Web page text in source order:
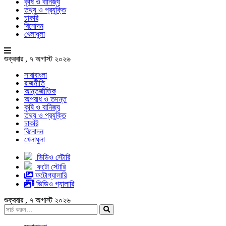
কৃষি ও বানিজ্য
তথ্য ও প্রযুক্তি
চাকরি
বিনোদন
খেলাধুলা
শুক্রবার , ৭ অগাস্ট ২০২৬
সারাবাংলা
রাজনীতি
আন্তর্জাতিক
অপরাধ ও তদন্ত
কৃষি ও বানিজ্য
তথ্য ও প্রযুক্তি
চাকরি
বিনোদন
খেলাধুলা
ভিডিও স্টোরি
ফটো স্টোরি
ফটোগ্যালারি
ভিডিও গ্যালারি
শুক্রবার , ৭ অগাস্ট ২০২৬